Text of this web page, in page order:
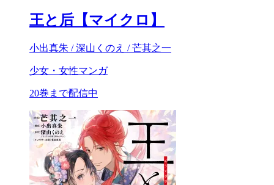
王と后【マイクロ】
小出真朱 / 深山くのえ / 芒其之一
少女・女性マンガ
20巻まで配信中